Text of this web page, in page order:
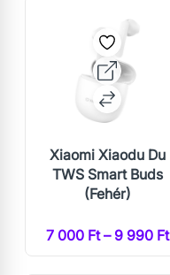
Xiaomi Xiaodu Du
TWS Smart Buds
(Fehér)
7 000 Ft – 9 990 Ft